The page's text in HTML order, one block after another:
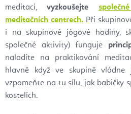
meditaci,vyzkoušejte
meditačních centrech.Při
i na skupinové jógové hodiny,
společné aktivity) funguje
naladíte na praktikování
hlavně když ve skupině vládne
vzpomeňte na tu sílu, jak babičky
kostelích.